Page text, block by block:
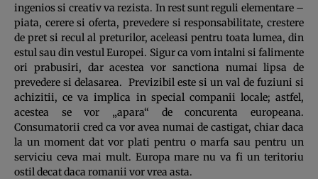
ingenios si creativ va rezista. In rest sunt reguli elementare –
piata, cerere si oferta, prevedere si responsabilitate, crestere
de pret si recul al preturilor, aceleasi pentru toata lumea, din
estul sau din vestul Europei. Sigur ca vom intalni si falimente
ori prabusiri, dar acestea vor sanctiona numai lipsa de
prevedere si delasarea. Previzibil este si un val de fuziuni si
achizitii, ce va implica in special companii locale; astfel,
acestea se vor „apara“ de concurenta europeana.
Consumatorii cred ca vor avea numai de castigat, chiar daca
la un moment dat vor plati pentru o marfa sau pentru un
serviciu ceva mai mult. Europa mare nu va fi un teritoriu
ostil decat daca romanii vor vrea asta.